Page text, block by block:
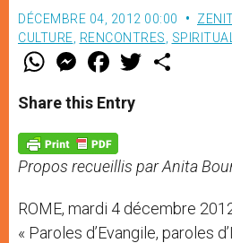
DÉCEMBRE 04, 2012 00:00
CULTURE RENCONTRES
W
t
s
p
p
M
e
s
e
g
e
r
F
a
e
b
o
k
w
Share this Entry
Propos recueillis par Anita
ROME, mardi 4 décembre
« Paroles d’Evangile, paroles